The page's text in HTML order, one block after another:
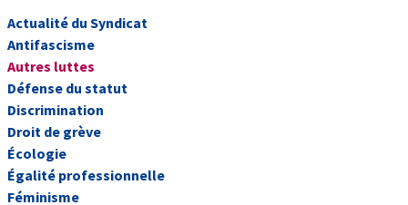
Actualité du Syndicat
Antifascisme
Autres luttes
Défense du statut
Discrimination
Droit de grève
Écologie
Égalité professionnelle
Féminisme